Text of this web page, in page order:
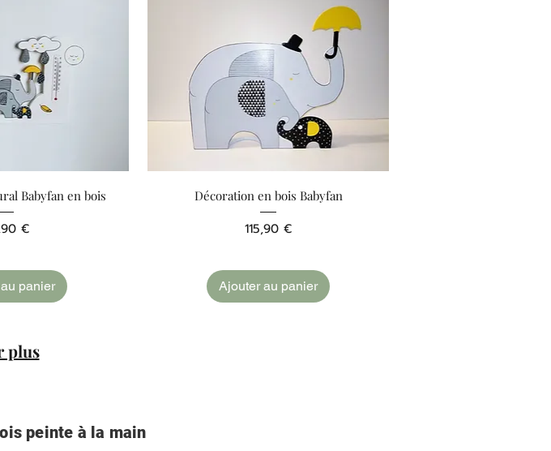
rapide
Babyfan en bois
€
panier
Aperçu rapide
Décoration en bois Babyfan
Prix
115,90 €
Ajouter au panier
plus
peinte à la main